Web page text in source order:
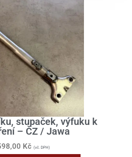
stupaček, výfuku k
– ČZ / Jawa
Kč (vč. DPH)